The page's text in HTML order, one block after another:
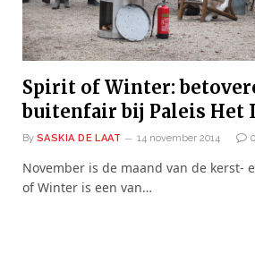
Spirit of Winter:
buitenfair bij Paleis Het
By SASKIA DE LAAT 14 november 2014 0
November is de maand van de kerst-
of Winter is een van…